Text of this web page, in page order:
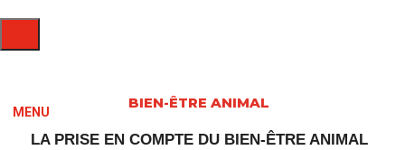
BIEN-ÊTRE ANIMAL
LA PRISE EN COMPTE DU BIEN-ÊTRE ANIMAL
MENU